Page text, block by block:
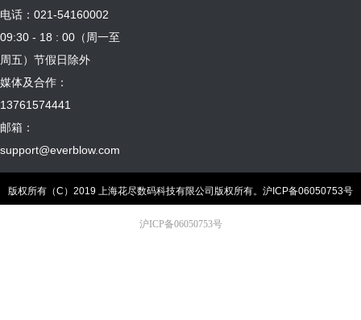
电话：021-54160002
09:30 - 18 : 00（周一至
周五）节假日除外
媒体及合作：
13761574441
邮箱：
support@everblow.com
版权所有（C）2019 上海花尽数码科技有限公司版权所有。 沪ICP备06050753号
沪ICP备06050753号